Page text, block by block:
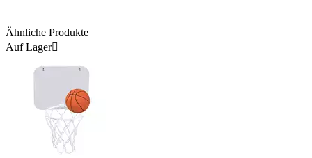
Ähnliche Produkte
Auf Lager